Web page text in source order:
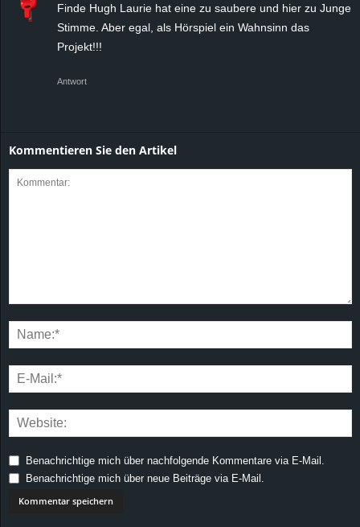
Finde Hugh Laurie hat eine zu saubere und hier zu Junge
Stimme. Aber egal, als Hörspiel ein Wahnsinn das
Projekt!!!
Antwort
Kommentieren Sie den Artikel
Benachrichtige mich über nachfolgende Kommentare via E-Mail.
Benachrichtige mich über neue Beiträge via E-Mail.